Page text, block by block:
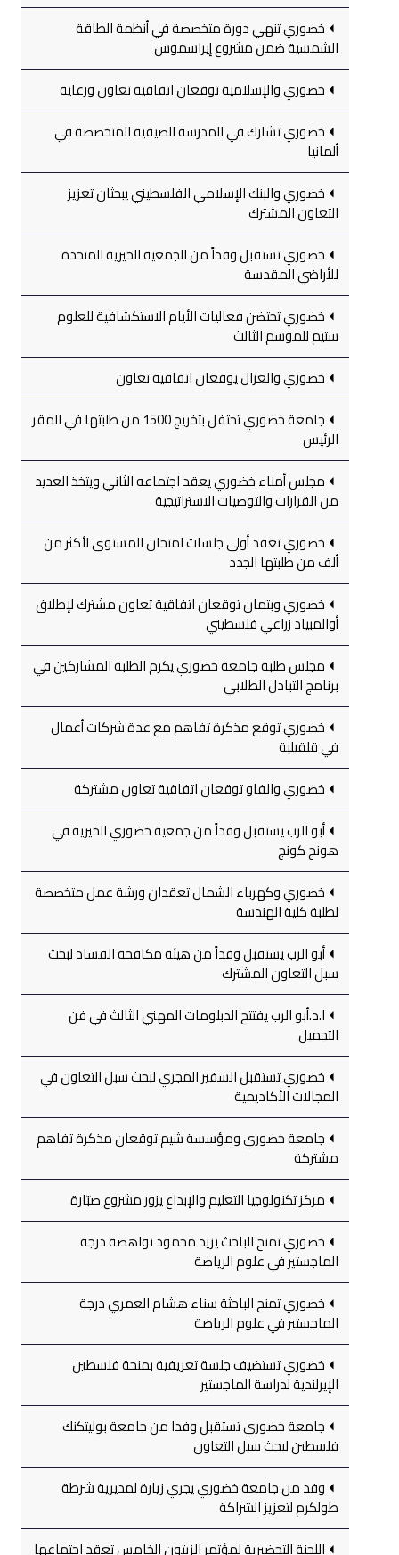
خضوري تنهي دورة متخصصة في أنظمة الطاقة
الشمسية ضمن مشروع إيراسموس
خضوري والإسلامية توقعان اتفاقية تعاون ورعاية
خضوري تشارك في المدرسة الصيفية المتخصصة في
ألمانيا
خضوري والبنك الإسلامي الفلسطيني يبحثان تعزيز
التعاون المشترك
خضوري تستقبل وفداً من الجمعية الخيرية المتحدة
للأراضي المقدسة
خضوري تحتضن فعاليات الأيام الاستكشافية للعلوم
ستيم للموسم الثالث
خضوري والغزال يوقعان اتفاقية تعاون
جامعة خضوري تحتفل بتخريج 1500 من طلبتها في المقر
الرئيس
مجلس أمناء خضوري يعقد اجتماعه الثاني ويتخذ العديد
من القرارات والتوصيات الاستراتيجية
خضوري تعقد أولى جلسات امتحان المستوى لأكثر من
ألف من طلبتها الجدد
خضوري وبتمان توقعان اتفاقية تعاون مشترك لإطلاق
أوالمبياد زراعي فلسطيني
مجلس طلبة جامعة خضوري يكرم الطلبة المشاركين في
برنامج التبادل الطلابي
خضوري توقع مذكرة تفاهم مع عدة شركات أعمال
في قلقيلية
خضوري والفاو توقعان اتفاقية تعاون مشتركة
أبو الرب يستقبل وفداً من جمعية خضوري الخيرية في
هونج كونج
خضوري وكهرباء الشمال تعقدان ورشة عمل متخصصة
لطلبة كلية الهندسة
أبو الرب يستقبل وفداً من هيئة مكافحة الفساد لبحث
سبل التعاون المشترك
ا.د.أبو الرب يفتتح الدبلومات المهني الثالث في فن
التجميل
خضوري تستقبل السفير المجري لبحث سبل التعاون في
المجالات الأكاديمية
جامعة خضوري ومؤسسة شيم توقعان مذكرة تفاهم
مشتركة
مركز تكنولوجيا التعليم والإبداع يزور مشروع صبّارة
خضوري تمنح الباحث يزيد محمود نواهضة درجة
الماجستير في علوم الرياضة
خضوري تمنح الباحثة سناء هشام العمري درجة
الماجستير في علوم الرياضة
خضوري تستضيف جلسة تعريفية بمنحة فلسطين
الإيرلندية لدراسة الماجستير
جامعة خضوري تستقبل وفدا من جامعة بوليتكنك
فلسطين لبحث سبل التعاون
وفد من جامعة خضوري يجري زيارة لمديرية شرطة
طولكرم لتعزيز الشراكة
اللجنة التحضيرية لمؤتمر الزيتون الخامس تعقد اجتماعها